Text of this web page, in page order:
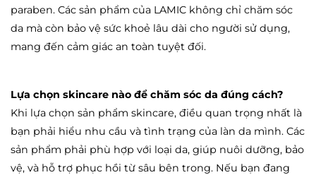
paraben. Các sản phẩm của LAMIC không chỉ chăm sóc
da mà còn bảo vệ sức khoẻ lâu dài cho người sử dụng,
mang đến cảm giác an toàn tuyệt đối.
Lựa chọn skincare nào để chăm sóc da đúng cách?
Khi lựa chọn sản phẩm skincare, điều quan trọng nhất là
bạn phải hiểu nhu cầu và tình trạng của làn da mình. Các
sản phẩm phải phù hợp với loại da, giúp nuôi dưỡng, bảo
vệ, và hỗ trợ phục hồi từ sâu bên trong. Nếu bạn đang